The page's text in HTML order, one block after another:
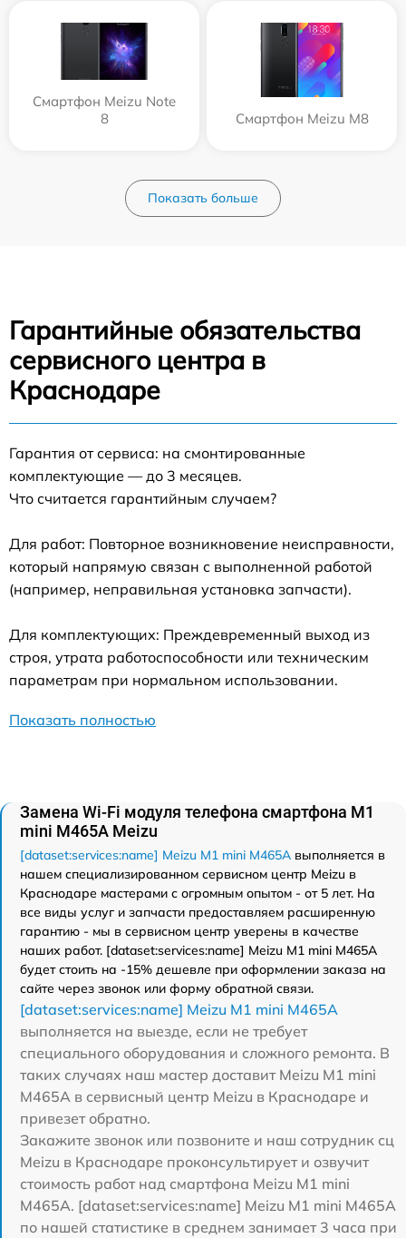
Смартфон Meizu Note
8
Смартфон Meizu M8
Показать больше
Гарантийные обязательства
сервисного центра в
Краснодаре
Гарантия от сервиса: на смонтированные
комплектующие — до 3 месяцев.
Что считается гарантийным случаем?
Для работ: Повторное возникновение неисправности,
который напрямую связан с выполненной работой
(например, неправильная установка запчасти).
Для комплектующих: Преждевременный выход из
строя, утрата работоспособности или техническим
параметрам при нормальном использовании.
Показать полностью
Замена Wi-Fi модуля телефона смартфона M1
mini M465A Meizu
[dataset:services:name] Meizu M1 mini M465A выполняется в
нашем специализированном сервисном центр Meizu в
Краснодаре мастерами с огромным опытом - от 5 лет. На
все виды услуг и запчасти предоставляем расширенную
гарантию - мы в сервисном центр уверены в качестве
наших работ. [dataset:services:name] Meizu M1 mini M465A
будет стоить на -15% дешевле при оформлении заказа на
сайте через звонок или форму обратной связи.
[dataset:services:name] Meizu M1 mini M465A
выполняется на выезде, если не требует
специального оборудования и сложного ремонта. В
таких случаях наш мастер доставит Meizu M1 mini
M465A в сервисный центр Meizu в Краснодаре и
привезет обратно.
Закажите звонок или позвоните и наш сотрудник сц
Meizu в Краснодаре проконсультирует и озвучит
стоимость работ над смартфона Meizu M1 mini
M465A. [dataset:services:name] Meizu M1 mini M465A
по нашей статистике в среднем занимает 3 часа при